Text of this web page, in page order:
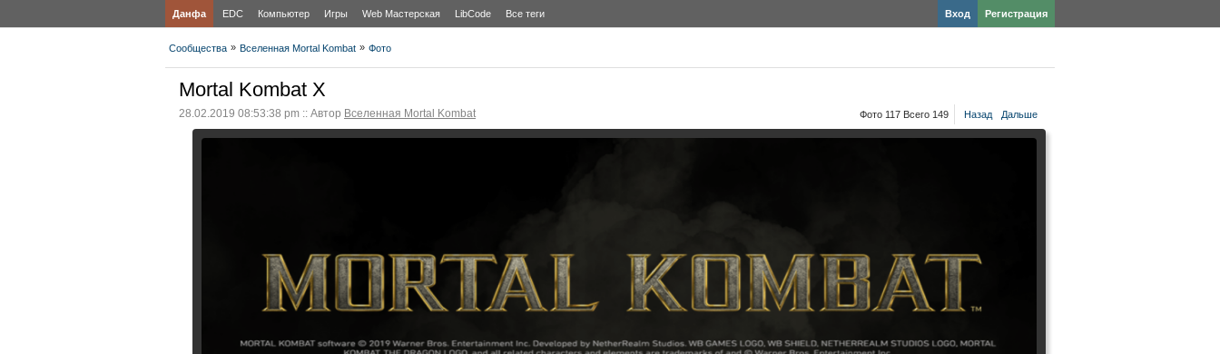
Данфа EDC Компьютер Игры Web Мастерская LibCode Все теги Регистрация
Вход
Сообщества » Вселенная Mortal Kombat » Фото
Mortal Kombat X
28.02.2019 08:53:38 pm :: Автор Вселенная Mortal Kombat Фото 117 Всего 149 Назад Дальше